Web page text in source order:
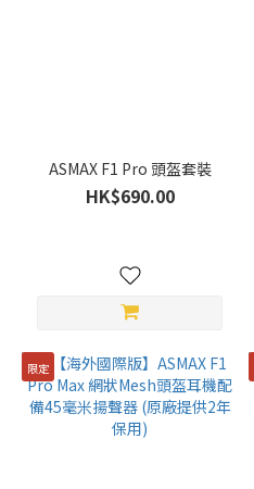
ASMAX F1 Pro 頭盔套裝
HK$690.00
限定